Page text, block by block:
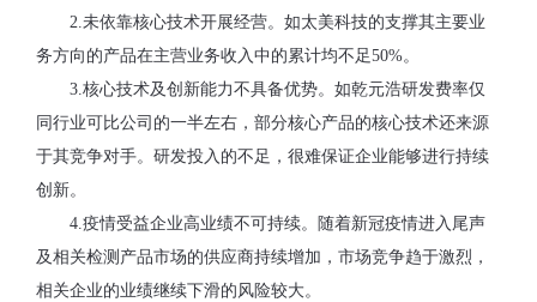
2.未依靠核心技术开展经营。如太美科技的支撑其主要业
务方向的产品在主营业务收入中的累计均不足50%。
3.核心技术及创新能力不具备优势。如乾元浩研发费率仅
同行业可比公司的一半左右，部分核心产品的核心技术还来源
于其竞争对手。研发投入的不足，很难保证企业能够进行持续
创新。
4.疫情受益企业高业绩不可持续。随着新冠疫情进入尾声
及相关检测产品市场的供应商持续增加，市场竞争趋于激烈，
相关企业的业绩继续下滑的风险较大。